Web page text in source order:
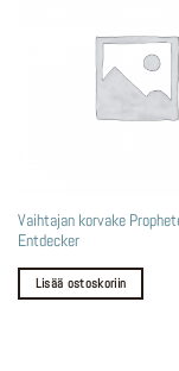
Vaihtajan korvake
Entdecker
Lisää ostoskoriin